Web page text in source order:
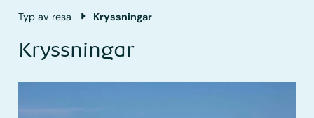
Typ av resa Kryssningar
Kryssningar